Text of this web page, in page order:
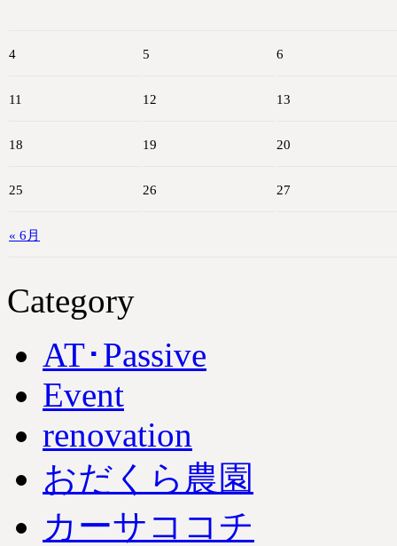
« 6月
4 5 6
11 12 13
18 19 20
25 26 27
Category
AT･Passive
Event
renovation
おだくら農園
カーサココチ